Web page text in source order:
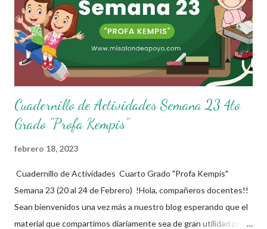
dedicacion y trabajo podemos gozar de estas planeaciones
didacticas, recuerden que nosotros solo los compartimos con
fines educativos, didácticos e informativos.😊 Obtén
documento co...
Cuadernillo de Actividades Semana 23 4to
Grado "Profa Kempis"
febrero 18, 2023
Cuadernillo de Actividades Cuarto Grado "Profa Kempis"
Semana 23 (20 al 24 de Febrero) !Hola, compañeros docentes!!
Sean bienvenidos una vez más a nuestro blog esperando que el
material que compartimos diariamente sea de gran utilidad para